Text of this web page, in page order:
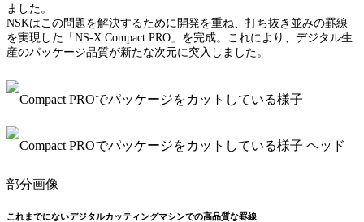
ました。
NSKはこの問題を解決するために開発を重ね、打ち抜き並みの罫線
を実現した「NS-X Compact PRO」を完成。これにより、デジタル生
産のパッケージ品質が新たな次元に突入しました。
これまでにないデジタルカッティングマシンでの高品質な罫線